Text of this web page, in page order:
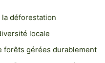
déforestation
locale
forêts gérées durablement